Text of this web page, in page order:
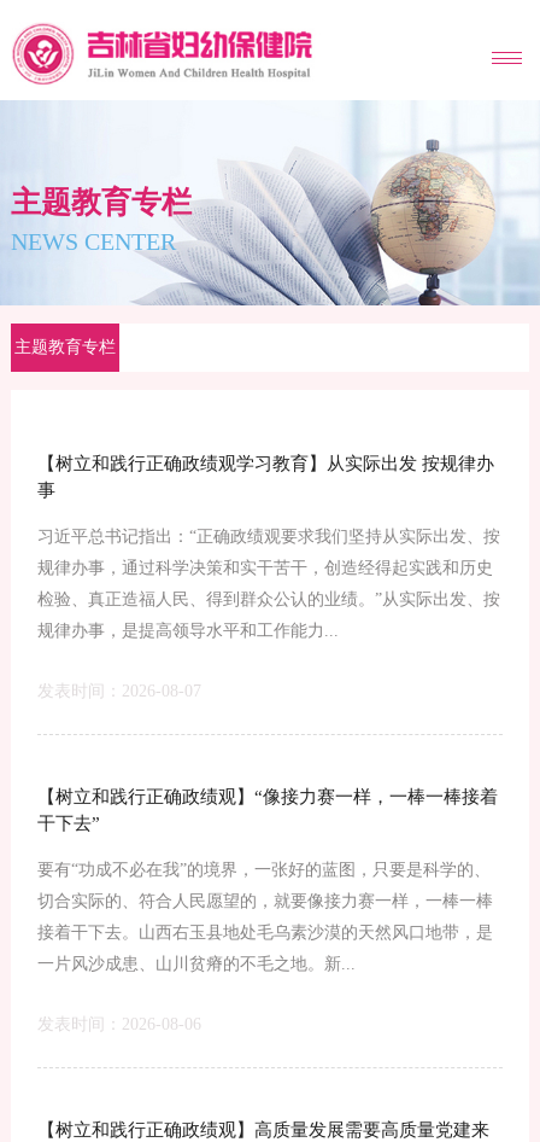
MENU
主题教育专栏
NEWS CENTER
主题教育专栏
【树立和践行正确政绩观学习教育】从实际出发 按规律办
事
习近平总书记指出：“正确政绩观要求我们坚持从实际出发、按
规律办事，通过科学决策和实干苦干，创造经得起实践和历史
检验、真正造福人民、得到群众公认的业绩。”从实际出发、按
规律办事，是提高领导水平和工作能力...
发表时间：2026-08-07
【树立和践行正确政绩观】“像接力赛一样，一棒一棒接着
干下去”
要有“功成不必在我”的境界，一张好的蓝图，只要是科学的、
切合实际的、符合人民愿望的，就要像接力赛一样，一棒一棒
接着干下去。山西右玉县地处毛乌素沙漠的天然风口地带，是
一片风沙成患、山川贫瘠的不毛之地。新...
发表时间：2026-08-06
【树立和践行正确政绩观】高质量发展需要高质量党建来